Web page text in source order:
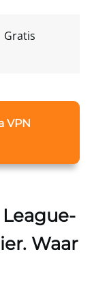
Gratis
VPN
Waar